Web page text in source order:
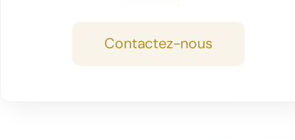
Contactez-nous